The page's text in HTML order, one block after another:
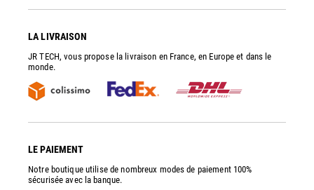
LA LIVRAISON
JR TECH, vous propose la livraison en France, en Europe et dans le
monde.
LE PAIEMENT
Notre boutique utilise de nombreux modes de paiement 100%
sécurisée avec la banque.